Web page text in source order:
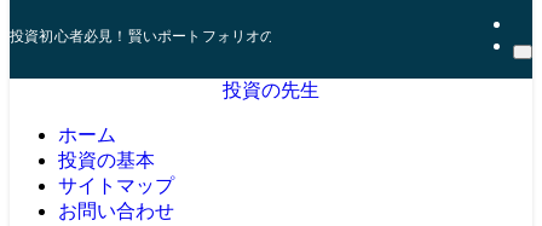
投資初心者必見！賢いポートフォリオの組み方とリスク管理の秘訣
投資の先生
ホーム
投資の基本
サイトマップ
お問い合わせ